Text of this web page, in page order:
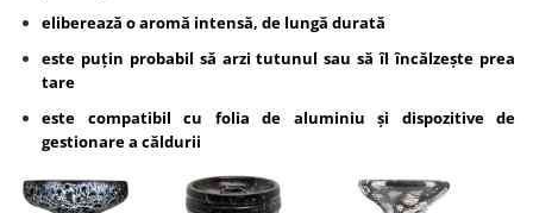
eliberează o aromă intensă, de lungă durată
este puțin probabil să arzi tutunul sau să îl încălzește prea
tare
este compatibil cu folia de aluminiu și dispozitive de
gestionare a căldurii